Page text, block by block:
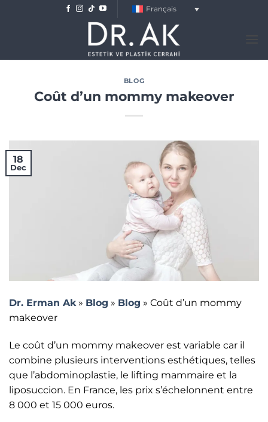
Français
BLOG
Coût d’un mommy makeover
18
Dec
Dr. Erman Ak » Blog » Blog » Coût d’un mommy
makeover
Le coût d’un mommy makeover est variable car il
combine plusieurs interventions esthétiques, telles
que l’abdominoplastie, le lifting mammaire et la
liposuccion. En France, les prix s’échelonnent entre
8 000 et 15 000 euros.